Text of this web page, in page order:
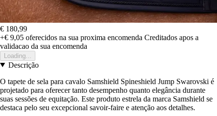
€ 180,99
+€ 9,05 oferecidos na sua proxima encomenda Creditados apos a
validacao da sua encomenda
Loading...
Descrição
O tapete de sela para cavalo Samshield Spineshield Jump Swarovski é
projetado para oferecer tanto desempenho quanto elegância durante
suas sessões de equitação. Este produto estrela da marca Samshield se
destaca pelo seu excepcional savoir-faire e atenção aos detalhes.